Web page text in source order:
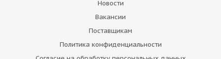
Новости
Вакансии
Поставщикам
Политика конфиденциальности